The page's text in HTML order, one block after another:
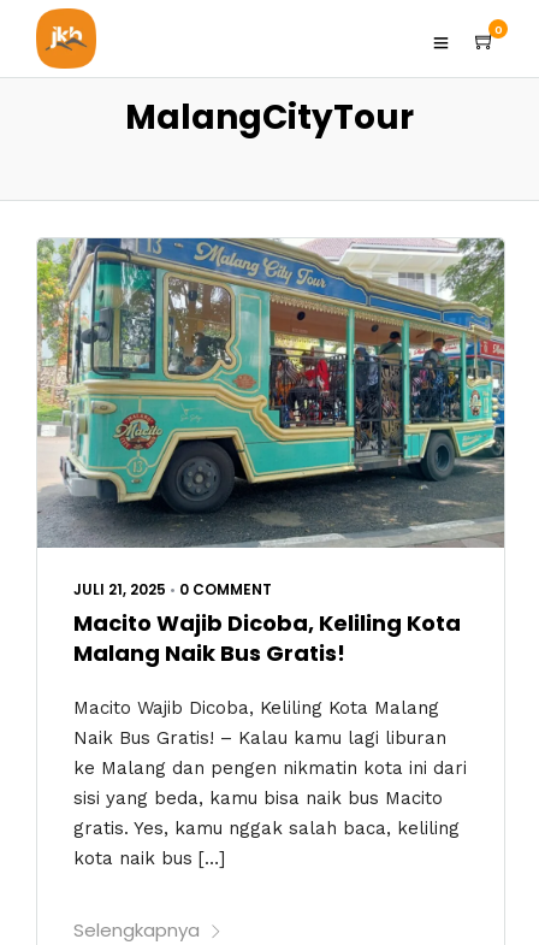
0
MalangCityTour
JULI 21, 2025 • 0 COMMENT
Macito Wajib Dicoba, Keliling Kota
Malang Naik Bus Gratis!
Macito Wajib Dicoba, Keliling Kota Malang
Naik Bus Gratis! – Kalau kamu lagi liburan
ke Malang dan pengen nikmatin kota ini dari
sisi yang beda, kamu bisa naik bus Macito
gratis. Yes, kamu nggak salah baca, keliling
kota naik bus […]
Selengkapnya